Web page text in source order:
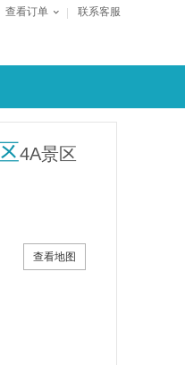
查看订单 联系客服
4A景区
查看地图